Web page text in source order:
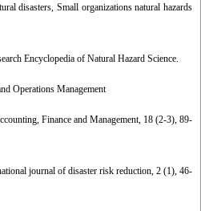
disasters, Small organizations natural hazards
Encyclopedia of Natural Hazard Science.
Operations Management
Finance and Management, 18 (2-3), 89-
journal of disaster risk reduction, 2 (1), 46-